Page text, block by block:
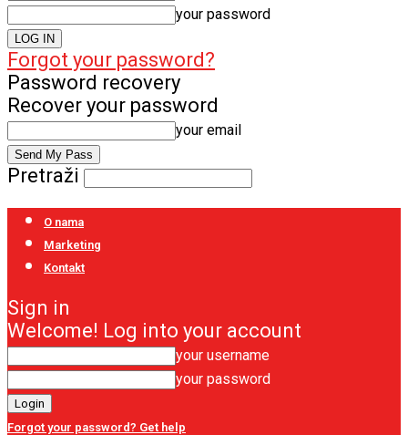
your password
Forgot your password?
Password recovery
Recover your password
your email
Pretraži
O nama
Marketing
Kontakt
Sign in
Welcome! Log into your account
your username
your password
Forgot your password? Get help